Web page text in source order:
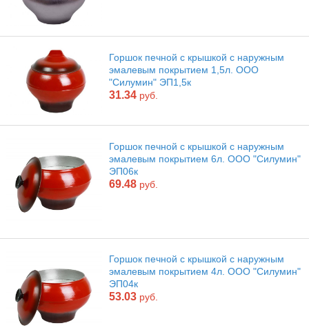
Горшок печной с крышкой с наружным
эмалевым покрытием 1,5л. ООО
"Силумин" ЭП1,5к
31.34 руб.
Горшок печной с крышкой с наружным
эмалевым покрытием 6л. ООО "Силумин"
ЭП06к
69.48 руб.
Горшок печной с крышкой с наружным
эмалевым покрытием 4л. ООО "Силумин"
ЭП04к
53.03 руб.